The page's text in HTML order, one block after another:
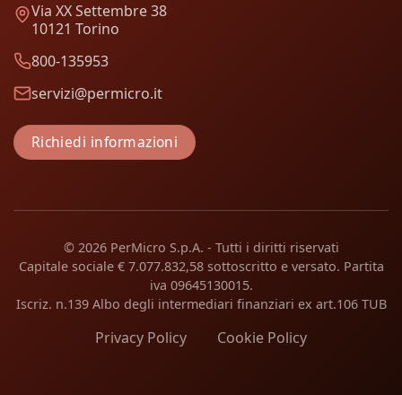
Via XX Settembre 38
10121 Torino
800-135953
servizi@permicro.it
Richiedi informazioni
© 2026 PerMicro S.p.A. - Tutti i diritti riservati
Capitale sociale € 7.077.832,58 sottoscritto e versato. Partita
iva 09645130015.
Iscriz. n.139 Albo degli intermediari finanziari ex art.106 TUB
Privacy Policy Cookie Policy